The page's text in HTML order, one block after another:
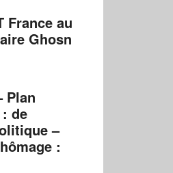
France au
Ghosn
Plan
de
–
: